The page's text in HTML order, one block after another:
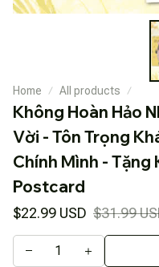
Home All products
Không Hoàn Hảo
Vời - Tôn Trọng
Chính Mình -
Postcard
$22.99 USD $31.99